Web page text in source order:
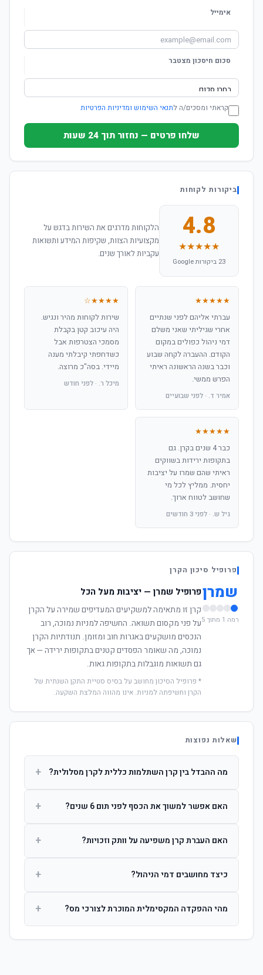
אימייל
סכום חיסכון מצטבר
קראתי ומסכים/ה לתנאי השימוש ומדיניות הפרטיות
שלחו פרטים — נחזור תוך 24 שעות
ביקורות לקוחות
4.8
★★★★★
23 ביקורות Google
הלקוחות מדרגים את השירות בדגש על
מקצועיות הצוות, שקיפות המידע ותשואות
עקביות לאורך שנים.
★★★★★
עברתי אליהם לפני שנתיים
אחרי שגיליתי שאני משלם
דמי ניהול כפולים במקום
הקודם. ההעברה לקחה שבוע
וכבר בשנה הראשונה ראיתי
הפרש ממשי.
אמיר ד. · לפני שבועיים
★★★★☆
שירות לקוחות מהיר ונגיש.
היה עיכוב קטן בקבלת
מסמכי הצטרפות אבל
כשדחפתי קיבלתי מענה
מיידי. בסה"כ מרוצה.
מיכל ר. · לפני חודש
★★★★★
כבר 4 שנים בקרן. גם
בתקופות ירידות בשווקים
ראיתי שהם שמרו על יציבות
יחסית. ממליץ לכל מי
שחושב לטווח ארוך.
גיל ש. · לפני 3 חודשים
פרופיל סיכון הקרן
שמרן
רמה 1 מתוך 5
פרופיל שמרן — יציבות מעל הכל
קרן זו מתאימה למשקיעים המעדיפים שמירה על הקרן
על פני מקסום תשואה. החשיפה למניות נמוכה, רוב
הנכסים מושקעים באגרות חוב ומזומן. תנודתיות הקרן
נמוכה, מה שאומר הפסדים קטנים בתקופות ירידה — אך
גם תשואות מוגבלות בתקופות גאות.
* פרופיל הסיכון מחושב על בסיס סטיית התקן השנתית של
הקרן וחשיפתה למניות. אינו מהווה המלצת השקעה.
שאלות נפוצות
מה ההבדל בין קרן השתלמות כללית לקרן מסלולית? +
ההשקעות. קרן מסלולית עוקבת אחרי מדד ספציפי ומאפשרת
האם אפשר למשוך את הכסף לפני תום 6 שנים? +
הרווחים. לאחר 6 שנים ניתן למשוך פטור ממס עד לתקרה
האם העברת קרן משפיעה על וותק וזכויות? +
החברות. הוותק ממשיך להיספר מיום ההפקדה הראשונה.
כיצד מחושבים דמי הניהול? +
ומתן על שיעורם בעת הצטרפות.
מהי ההפקדה המקסימלית המוכרת לצורכי מס? +